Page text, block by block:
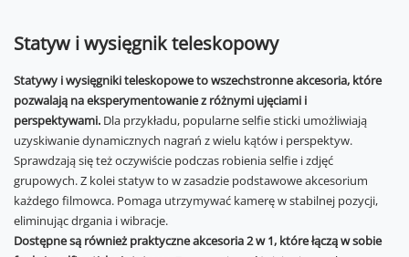
Statyw i wysięgnik teleskopowy
Statywy i wysięgniki teleskopowe to wszechstronne akcesoria, które
pozwalają na eksperymentowanie z różnymi ujęciami i
perspektywami. Dla przykładu, popularne selfie sticki umożliwiają
uzyskiwanie dynamicznych nagrań z wielu kątów i perspektyw.
Sprawdzają się też oczywiście podczas robienia selfie i zdjęć
grupowych. Z kolei statyw to w zasadzie podstawowe akcesorium
każdego filmowca. Pomaga utrzymywać kamerę w stabilnej pozycji,
eliminując drgania i wibracje.
Dostępne są również praktyczne akcesoria 2 w 1, które łączą w sobie